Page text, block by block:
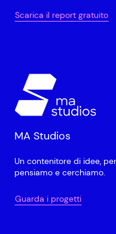
Scarica il report gratuito
MA Studios
Un contenitore di idee,
pensiamo e cerchiamo.
Guarda i progetti